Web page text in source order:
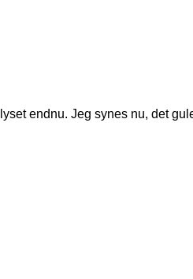
endnu. Jeg synes nu, det